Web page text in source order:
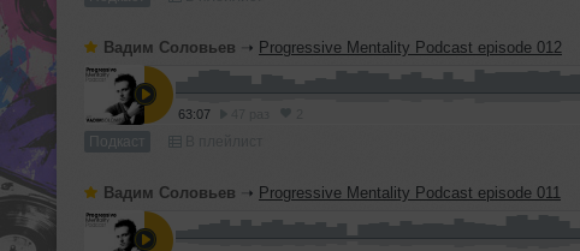
Вадим Соловьев ➝ Progressive Mentality Podcast episode 012
63:07
Подкаст
Вадим Соловьев ➝ Progressive Mentality Podcast episode 011